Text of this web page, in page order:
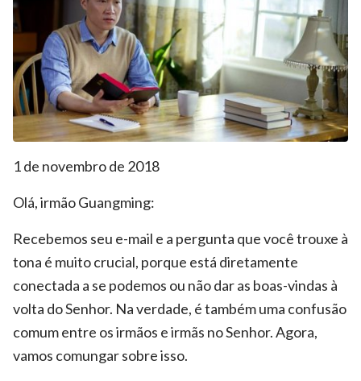
1 de novembro de 2018
Olá, irmão Guangming:
Recebemos seu e-mail e a pergunta que você trouxe à
tona é muito crucial, porque está diretamente
conectada a se podemos ou não dar as boas-vindas à
volta do Senhor. Na verdade, é também uma confusão
comum entre os irmãos e irmãs no Senhor. Agora,
vamos comungar sobre isso.